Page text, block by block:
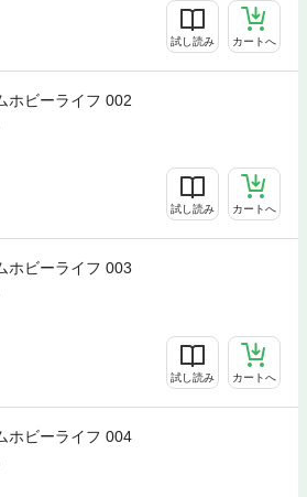
試し読み カートへ
ホビーライフ 002
試し読み カートへ
ホビーライフ 003
試し読み カートへ
ホビーライフ 004